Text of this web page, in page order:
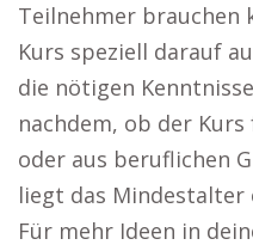
Teilnehmer brauchen
Kurs speziell darauf
die nötigen
nachdem, ob der
oder aus beruflichen
liegt das Mindestalter
Für mehr Ideen in